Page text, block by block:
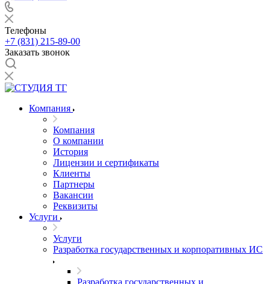
Телефоны
+7 (831) 215-89-00
Заказать звонок
Компания
Компания
О компании
История
Лицензии и сертификаты
Клиенты
Партнеры
Вакансии
Реквизиты
Услуги
Услуги
Разработка государственных и корпоративных ИС
Разработка государственных и